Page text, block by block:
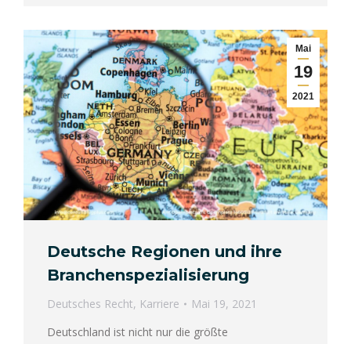
Mai
19
2021
Deutsche Regionen und ihre
Branchenspezialisierung
Deutsches Recht, Karriere
Mai 19, 2021
Deutschland ist nicht nur die größte